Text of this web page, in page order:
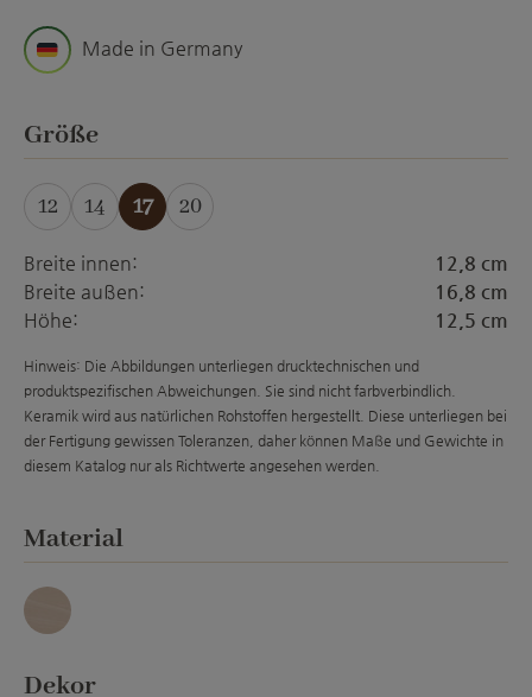
Made in Germany
Größeauswählen
12
(Diese Option ist zurzeit nicht verfügbar.)
14
(Diese Option ist zurzeit nicht verfügbar.)
17 20
(Diese Option ist zurzeit nicht
Breite innen:
12,8 cm
Breite außen:
16,8 cm
Höhe:
12,5 cm
Hinweis: Die Abbildungen unterliegen drucktechnischen und
produktspezifischen Abweichungen. Sie sind nicht farbverbindlich.
Keramik wird aus natürlichen Rohstoffen hergestellt. Diese unterliegen bei
der Fertigung gewissen Toleranzen, daher können Maße und Gewichte in
diesem Katalog nur als Richtwerte angesehen werden.
Materialauswählen
Granit
Dekorauswählen